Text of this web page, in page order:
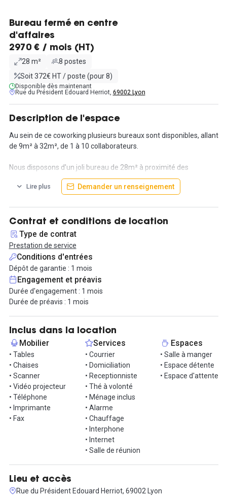
Bureau fermé en centre
d'affaires
2970 € / mois (HT)
28 m²
8 postes
Soit 372€ HT / poste (pour 8)
Disponible dès maintenant
Rue du Président Edouard Herriot, 69002 Lyon
Description de l'espace
Au sein de ce coworking plusieurs bureaux sont disponibles, allant
de 9m² à 32m², de 1 à 10 collaborateurs.
Nous disposons d'un joli bureau de 28m² à proximité des
Cordeliers et de la place Bellecour, au sein d'un quartier
dynamique et plaisant à vivre au quotidien.
Tout est compris dans le loyer : les charges habituelles (eau,
électricité, taxe foncière, ménage), la domiciliation, l’accueil
physique dédié, le service courrier, un forfait de 3h d’utilisation
des salles de réunion par semaine, et la possibilité d’apposer
votre signalétique à l’entrée.
L’accès à l’infrastructure informatique est lui aussi inclus, avec
une connexion internet illimitée par la fibre, et un réseau
d’imprimantes et de copieurs. Vous pouvez aussi ouvrir votre
ligne téléphonique dédiée, et vous bénéficierez aussi de la
permanence téléphonique dédiée pendant les heures d’ouverture
du centre.
Les locaux disposent en outre d’un interphone, de la climatisation,
d’une alarme, d’un espace d’accueil et d’attente, où une
réceptionniste peut recevoir et orienter vos clients et
collaborateurs. Un bureau et un fauteuil sont mis à disposition, et
la pièce comporte plusieurs rangements muraux. Un coin cuisine
avec frigo, micro-ondes et lavabo est aussi proposé.
N'hésitez pas à nous contacter pour organiser une visite.
Lire plus Demander un renseignement
Contrat et conditions de location
Type de contrat
Prestation de service
Conditions d'entrées
Dépôt de garantie : 1 mois
Engagement et préavis
Durée d'engagement : 1 mois
Durée de préavis : 1 mois
Inclus dans la location
Mobilier
• Tables
• Chaises
• Scanner
• Vidéo projecteur
• Téléphone
• Imprimante
• Fax
Services
• Courrier
• Domiciliation
• Receptionniste
• Thé à volonté
• Ménage inclus
• Alarme
• Chauffage
• Interphone
• Internet
• Salle de réunion
Espaces
• Salle à manger
• Espace détente
• Espace d'attente
Lieu et accès
Rue du Président Edouard Herriot, 69002 Lyon